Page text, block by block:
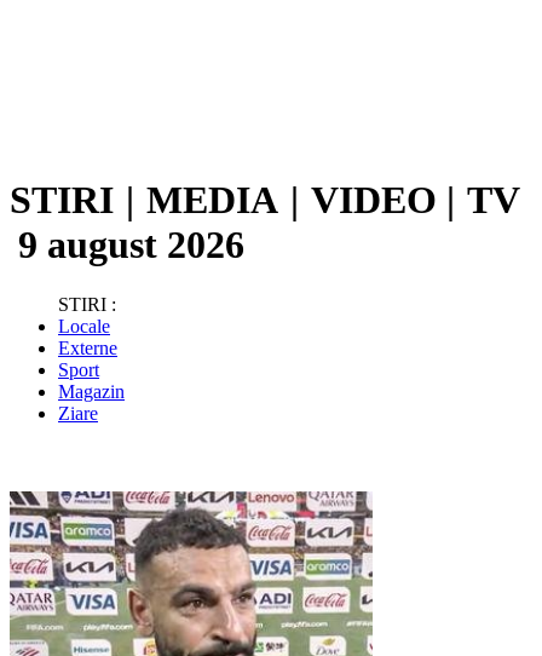
STIRI | MEDIA | VIDEO | TV
9 august 2026
STIRI :
Locale
Externe
Sport
Magazin
Ziare